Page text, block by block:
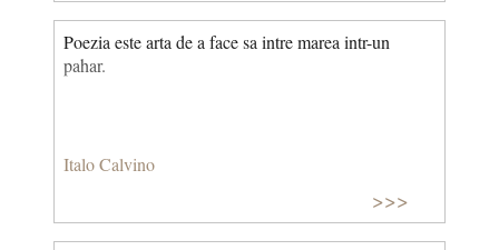
Poezia este arta de a face sa intre marea intr-un
pahar.
Italo Calvino
>>>